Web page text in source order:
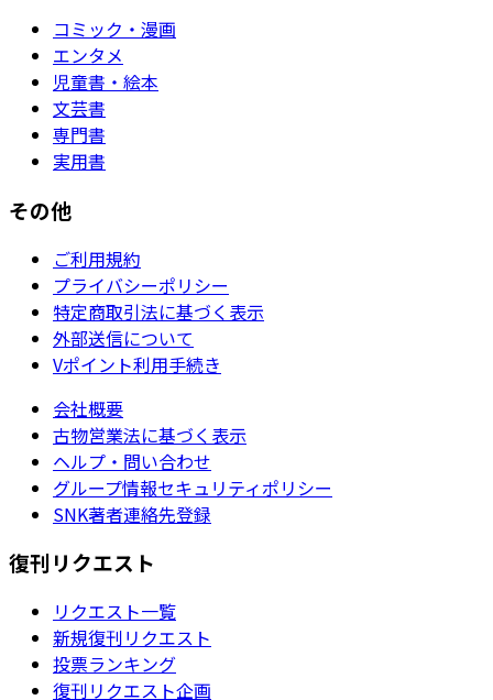
コミック・漫画
エンタメ
児童書・絵本
文芸書
専門書
実用書
その他
ご利用規約
プライバシーポリシー
特定商取引法に基づく表示
外部送信について
Vポイント利用手続き
会社概要
古物営業法に基づく表示
ヘルプ・問い合わせ
グループ情報セキュリティポリシー
SNK著者連絡先登録
復刊リクエスト
リクエスト一覧
新規復刊リクエスト
投票ランキング
復刊リクエスト企画